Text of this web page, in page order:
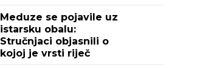
Meduze se pojavile uz
istarsku obalu:
Stručnjaci objasnili o
kojoj je vrsti riječ